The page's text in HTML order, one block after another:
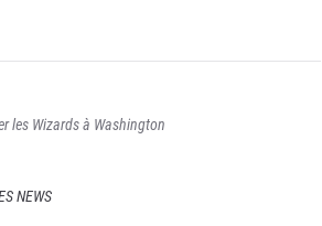
les Wizards à Washington
NEWS